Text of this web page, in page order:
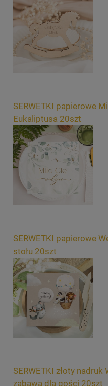
SERWETKI papierowe
Eukaliptusa 20szt
SERWETKI papierowe
stołu 20szt
SERWETKI złoty nadruk
zabawa dla gości 20szt